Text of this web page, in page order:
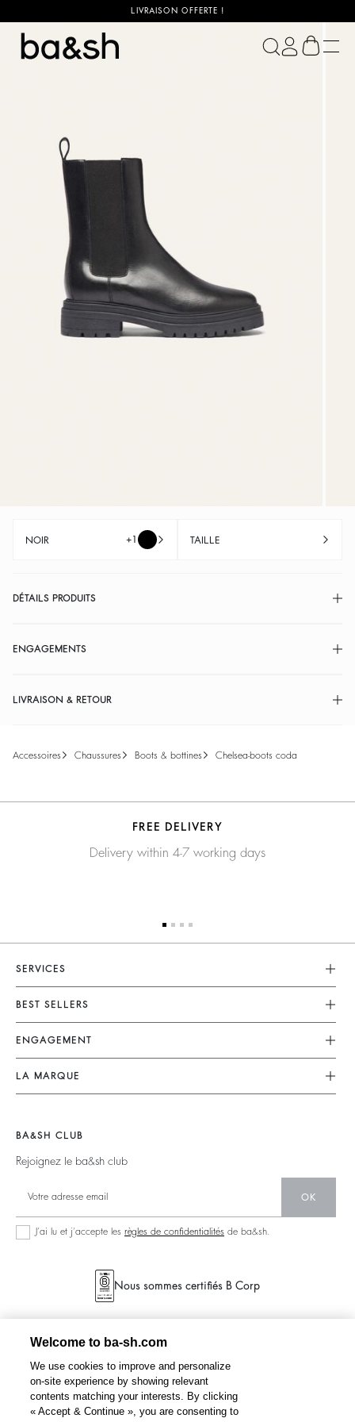
LIVRAISON OFFERTE !
ba&sh
NOIR +1 TAILLE
DÉTAILS PRODUITS
ENGAGEMENTS
LIVRAISON & RETOUR
accessoires chaussures boots & bottines chelsea-boots coda
FREE DELIVERY
Delivery within 4-7 working days
SERVICES
Service Client
FAQ
Retours Et Remboursements
CGV
BEST SELLERS
Robes
Combinaisons
Tops & Chemises
Pulls & Cardigans
Dos Nus
ENGAGEMENT
Nos Engagements
Planète
Partenaires
Circularité
Communauté
Collection Responsable
LA MARQUE
Barbara & Sharon
125 Et Après
Nos Boutiques
BA&SH CLUB
Rejoignez le ba&sh club
OK
J’ai lu et j’accepte les règles de confidentialités de ba&sh.
Nous sommes certifiés B Corp
Welcome to ba-sh.com
We use cookies to improve and personalize
on-site experience by showing relevant
contents matching your interests. By clicking
« Accept & Continue », you are consenting to